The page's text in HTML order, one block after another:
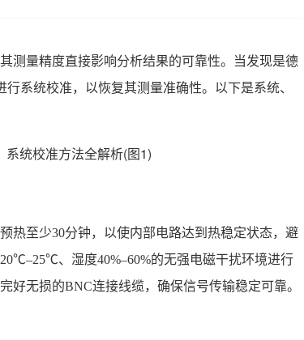
测量精度直接影响分析结果的可靠性。当发现是德
系统校准，以恢复其测量准确性。以下是系统、
热至少30分钟，以使内部电路达到热稳定状态，避
、湿度40%–60%的无强电磁干扰环境进行
好无损的BNC连接线缆，确保信号传输稳定可靠。